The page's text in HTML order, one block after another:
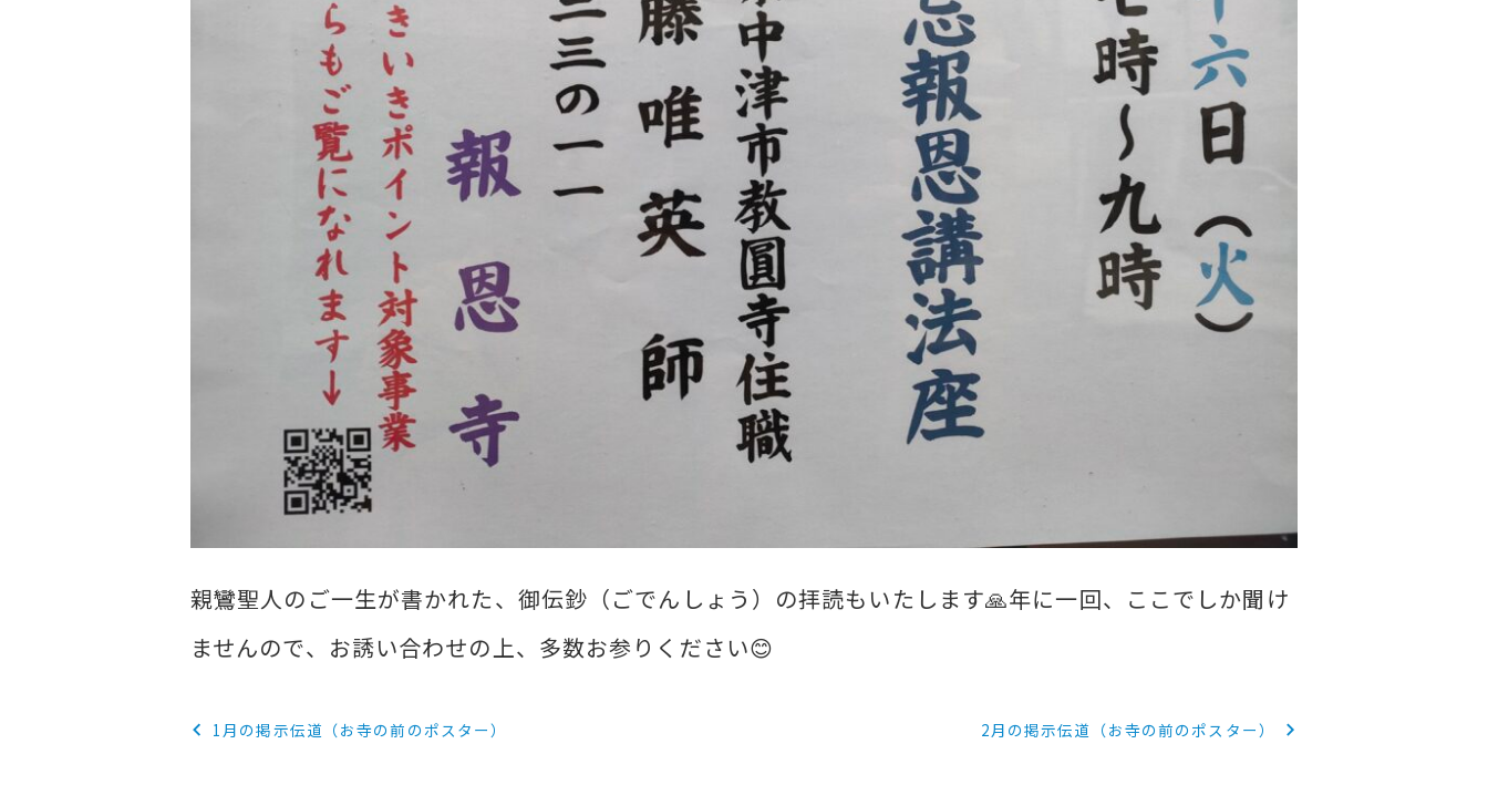
親鸞聖人のご一生が書かれた、御伝鈔（ごでんしょう）の拝読もいたします🙏年に一回、ここでしか聞け
ませんので、お誘い合わせの上、多数お参りください😊
投 1月の掲示伝道（お寺の前のポスター） 2月の掲示伝道（お寺の前のポスター）